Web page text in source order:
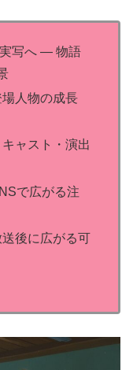
写へ ― 物語
人物の成長
ャスト・演出
で広がる注
後に広がる可